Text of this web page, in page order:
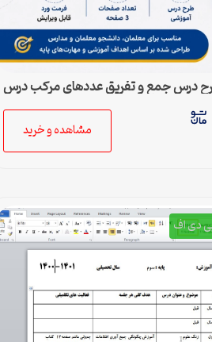
درس جمع و تفریق عددهای مرکب درس
مشاهده و خرید
دی اف